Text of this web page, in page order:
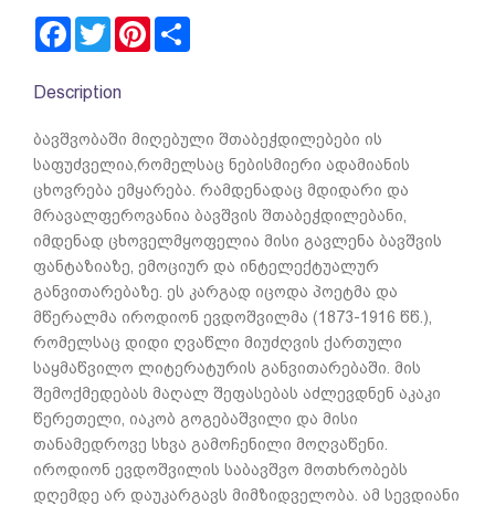
Facebook
TwitterPinterest
Description
ბავშვობაში მიღებული შთაბეჭდილებები ის
საფუძველია,რომელსაც ნებისმიერი ადამიანის
ცხოვრება ემყარება. რამდენადაც მდიდარი და
მრავალფეროვანია ბავშვის შთაბეჭდილებანი,
იმდენად ცხოველმყოფელია მისი გავლენა ბავშვის
ფანტაზიაზე, ემოციურ და ინტელექტუალურ
განვითარებაზე. ეს კარგად იცოდა პოეტმა და
მწერალმა იროდიონ ევდოშვილმა (1873-1916 წწ.),
რომელსაც დიდი ღვაწლი მიუძღვის ქართული
საყმაწვილო ლიტერატურის განვითარებაში. მის
შემოქმედებას მაღალ შეფასებას აძლევდნენ აკაკი
წერეთელი, იაკობ გოგებაშვილი და მისი
თანამედროვე სხვა გამოჩენილი მოღვაწენი.
იროდიონ ევდოშვილის საბავშვო მოთხრობებს
დღემდე არ დაუკარგავს მიმზიდველობა. ამ სევდიანი